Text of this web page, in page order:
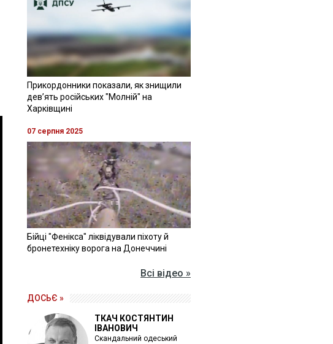
Прикордонники показали, як знищили
девʼять російських "Молній" на
Харківщині
07 серпня 2025
Бійці "Фенікса" ліквідували піхоту й
бронетехніку ворога на Донеччині
Всі відео »
ДОСЬЄ »
ТКАЧ КОСТЯНТИН
ІВАНОВИЧ
Скандальний одеський